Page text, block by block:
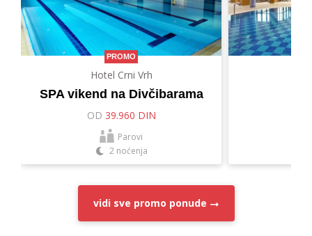
PROMO
Hotel Crni Vrh
SPA vikend na Divčibarama
OD 39.960 DIN
Parovi
2 noćenja
vidi sve promo ponude